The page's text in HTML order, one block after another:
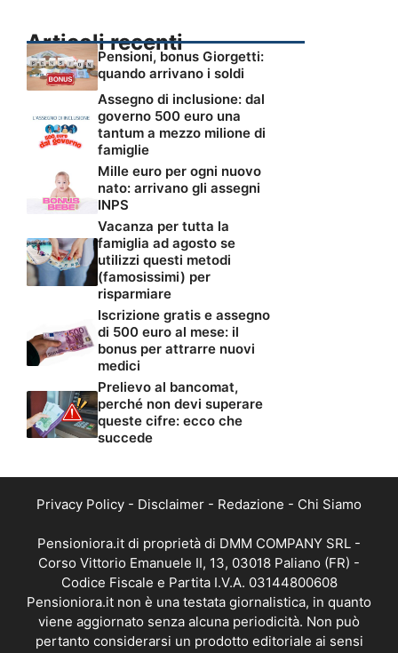
Articoli recenti
Pensioni, bonus Giorgetti:
quando arrivano i soldi
Assegno di inclusione: dal
governo 500 euro una
tantum a mezzo milione di
famiglie
Mille euro per ogni nuovo
nato: arrivano gli assegni
INPS
Vacanza per tutta la
famiglia ad agosto se
utilizzi questi metodi
(famosissimi) per
risparmiare
Iscrizione gratis e assegno
di 500 euro al mese: il
bonus per attrarre nuovi
medici
Prelievo al bancomat,
perché non devi superare
queste cifre: ecco che
succede
Privacy Policy - Disclaimer - Redazione - Chi Siamo
Pensioniora.it di proprietà di DMM COMPANY SRL -
Corso Vittorio Emanuele II, 13, 03018 Paliano (FR) -
Codice Fiscale e Partita I.V.A. 03144800608
Pensioniora.it non è una testata giornalistica, in quanto
viene aggiornato senza alcuna periodicità. Non può
pertanto considerarsi un prodotto editoriale ai sensi